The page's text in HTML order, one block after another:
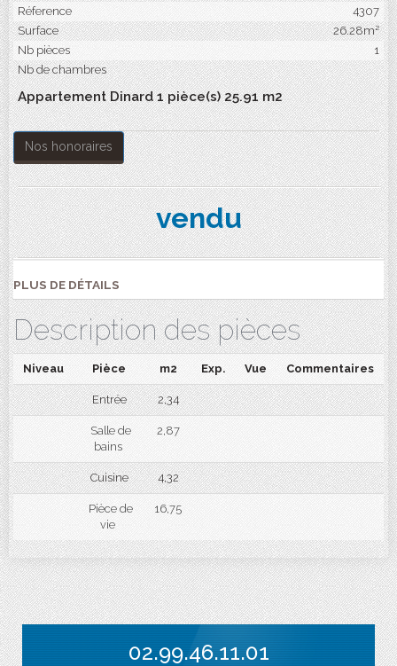
Réference
4307
Surface
26.28m²
Nb pièces
1
Nb de chambres
Appartement Dinard 1 pièce(s) 25.91 m2
Nos honoraires
vendu
PLUS DE DÉTAILS
Description des pièces
Niveau Pièce m2 Exp. Vue Commentaires
Entrée 2,34
Salle de
bains
2,87
Cuisine 4,32
Pièce de
vie
16,75
02.99.46.11.01